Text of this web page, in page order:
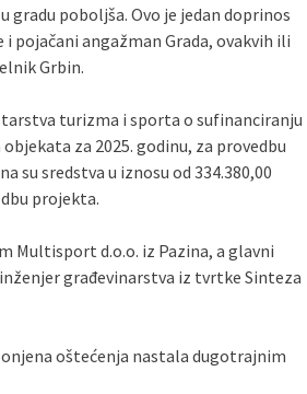
gradu poboljša. Ovo je jedan doprinos
pojačani angažman Grada, ovakvih ili
Grbin.
turizma i sporta o sufinanciranju
za 2025. godinu, za provedbu
su sredstva u iznosu od 334.380,00
projekta.
Multisport d.o.o. iz Pazina, a glavni
građevinarstva iz tvrtke Sinteza
oštećenja nastala dugotrajnim